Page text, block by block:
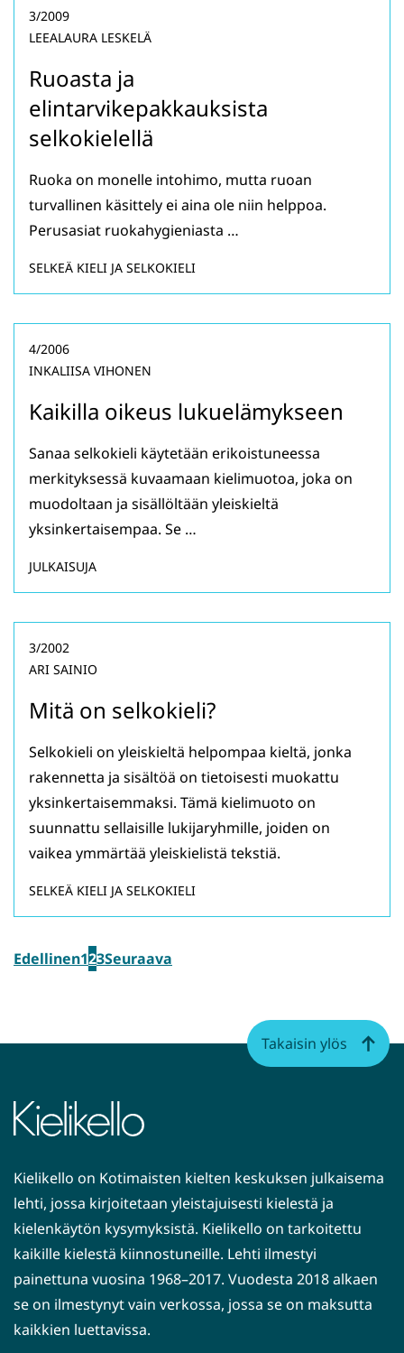
Ruoasta ja
elintarvikepakkauksista
selkokielellä
3/2009
LEEALAURA LESKELÄ
Ruoka on monelle intohimo, mutta ruoan
turvallinen käsittely ei aina ole niin helppoa.
Perusasiat ruokahygieniasta …
SELKEÄ KIELI JA SELKOKIELI
Kaikilla oikeus lukuelämykseen
4/2006
INKALIISA VIHONEN
Sanaa selkokieli käytetään erikoistuneessa
merkityksessä kuvaamaan kielimuotoa, joka on
muodoltaan ja sisällöltään yleiskieltä
yksinkertaisempaa. Se …
JULKAISUJA
Mitä on selkokieli?
3/2002
ARI SAINIO
Selkokieli on yleiskieltä helpompaa kieltä, jonka
rakennetta ja sisältöä on tietoisesti muokattu
yksinkertaisemmaksi. Tämä kielimuoto on
suunnattu sellaisille lukijaryhmille, joiden on
vaikea ymmärtää yleiskielistä tekstiä.
SELKEÄ KIELI JA SELKOKIELI
Edellinen123Seuraava
Kielikello on Kotimaisten kielten keskuksen julkaisema
lehti, jossa kirjoitetaan yleistajuisesti kielestä ja
kielenkäytön kysymyksistä. Kielikello on tarkoitettu
kaikille kielestä kiinnostuneille. Lehti ilmestyi
painettuna vuosina 1968–2017. Vuodesta 2018 alkaen
se on ilmestynyt vain verkossa, jossa se on maksutta
kaikkien luettavissa.
Takaisin ylös